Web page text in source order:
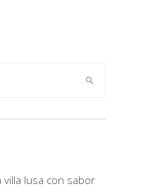
lusa con sabor